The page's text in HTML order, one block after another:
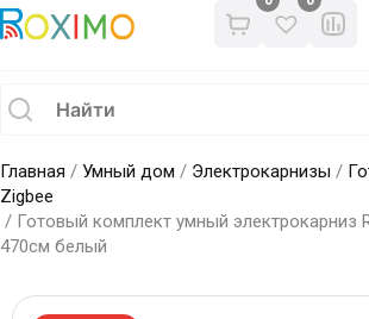
Главная / Умный дом / Электрокарнизы /
Zigbee
/ Готовый комплект умный электрокарниз
470см белый